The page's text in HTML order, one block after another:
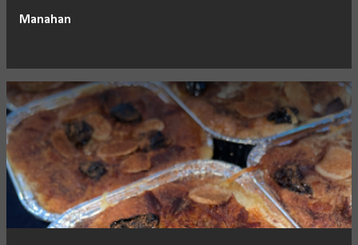
Manahan